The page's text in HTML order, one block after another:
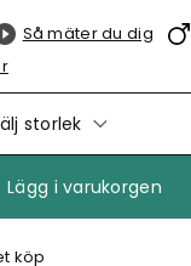
Så mäter du dig
storlek
Lägg i varukorgen
köp